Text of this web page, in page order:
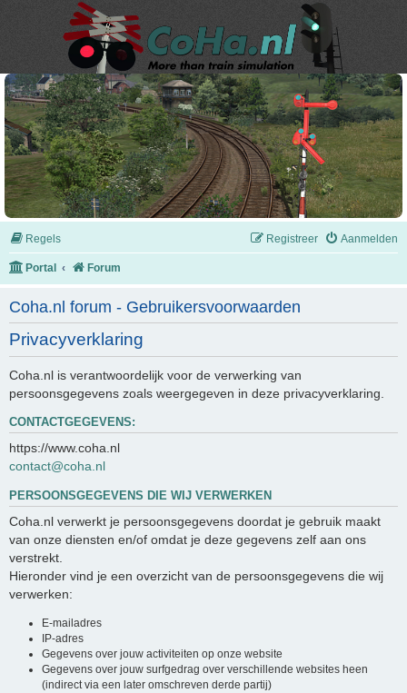
Regels Aanmelden
Registreer
Portal Forum
Coha.nl forum - Gebruikersvoorwaarden
Privacyverklaring
Coha.nl is verantwoordelijk voor de verwerking van
persoonsgegevens zoals weergegeven in deze privacyverklaring.
CONTACTGEGEVENS:
https://www.coha.nl
contact@coha.nl
PERSOONSGEGEVENS DIE WIJ VERWERKEN
Coha.nl verwerkt je persoonsgegevens doordat je gebruik maakt
van onze diensten en/of omdat je deze gegevens zelf aan ons
verstrekt.
Hieronder vind je een overzicht van de persoonsgegevens die wij
verwerken:
E-mailadres
IP-adres
Gegevens over jouw activiteiten op onze website
Gegevens over jouw surfgedrag over verschillende websites heen
(indirect via een later omschreven derde partij)